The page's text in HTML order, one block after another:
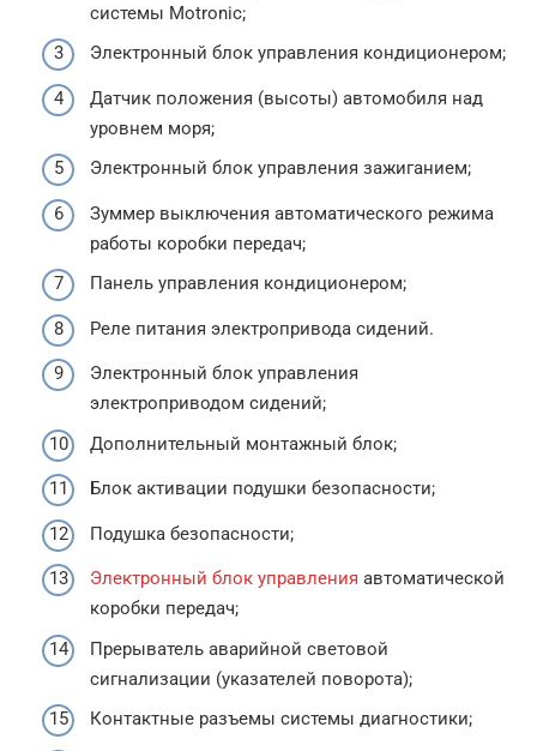
системы Motronic;
Электронный блок управления кондиционером;
Датчик положения (высоты) автомобиля над
уровнем моря;
Электронный блок управления зажиганием;
Зуммер выключения автоматического режима
работы коробки передач;
Панель управления кондиционером;
Реле питания электропривода сидений.
Электронный блок управления
электроприводом сидений;
Дополнительный монтажный блок;
Блок активации подушки безопасности;
Подушка безопасности;
Электронный блок управления автоматической
коробки передач;
Прерыватель аварийной световой
сигнализации (указателей поворота);
Контактные разъемы системы диагностики;